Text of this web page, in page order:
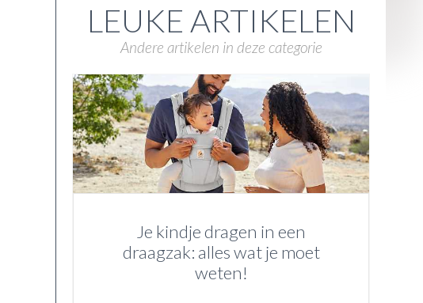
LEUKE ARTIKELEN
Andere artikelen in deze categorie
Je kindje dragen in een
draagzak: alles wat je moet
weten!